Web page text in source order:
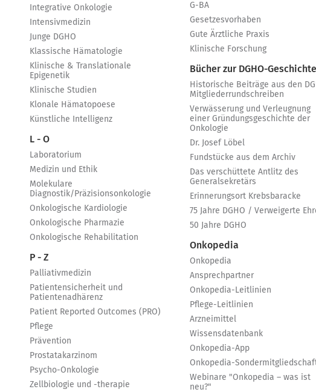
Integrative Onkologie
Intensivmedizin
Junge DGHO
Klassische Hämatologie
Klinische & Translationale
Epigenetik
Klinische Studien
Klonale Hämatopoese
Künstliche Intelligenz
L - O
Laboratorium
Medizin und Ethik
Molekulare
Diagnostik/Präzisionsonkologie
Onkologische Kardiologie
Onkologische Pharmazie
Onkologische Rehabilitation
P - Z
Palliativmedizin
Patientensicherheit und
Patientenadhärenz
Patient Reported Outcomes (PRO)
Pflege
Prävention
Prostatakarzinom
Psycho-Onkologie
Zellbiologie und -therapie
G-BA
Gesetzesvorhaben
Gute Ärztliche Praxis
Klinische Forschung
Bücher zur DGHO-Geschichte
Historische Beiträge aus den
Mitgliederrundschreiben
Verwässerung und Verleugnung
einer Gründungsgeschichte der
Onkologie
Dr. Josef Löbel
Fundstücke aus dem Archiv
Das verschüttete Antlitz des
Generalsekretärs
Erinnerungsort Krebsbaracke
75 Jahre DGHO / Verweigerte
50 Jahre DGHO
Onkopedia
Onkopedia
Ansprechpartner
Onkopedia-Leitlinien
Pflege-Leitlinien
Arzneimittel
Wissensdatenbank
Onkopedia-App
Onkopedia-
Webinare "Onkopedia – was ist
neu?"